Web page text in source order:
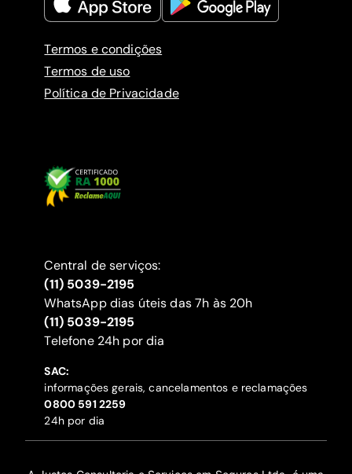
Termos e condições
Termos de uso
Política de Privacidade
Central de serviços:
(11) 5039-2195
WhatsApp dias úteis das 7h às 20h
(11) 5039-2195
‍Telefone 24h por dia
SAC:
informações gerais, cancelamentos e reclamações
‍0800 591 2259
24h por dia